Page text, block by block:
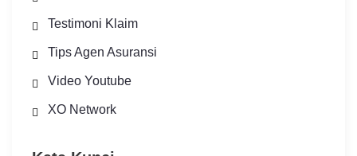
Testimoni Klaim
Tips Agen Asuransi
Video Youtube
XO Network